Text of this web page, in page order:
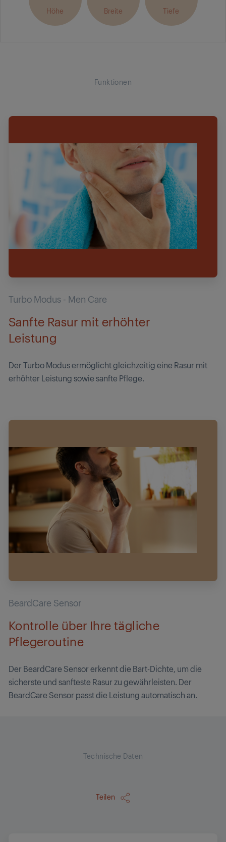
Höhe Breite Tiefe
Funktionen
Turbo Modus - Men Care
Sanfte Rasur mit erhöhter
Leistung
Der Turbo Modus ermöglicht gleichzeitig eine Rasur mit
erhöhter Leistung sowie sanfte Pflege.
BeardCare Sensor
Kontrolle über Ihre tägliche
Pflegeroutine
Der BeardCare Sensor erkennt die Bart-Dichte, um die
sicherste und sanfteste Rasur zu gewährleisten. Der
BeardCare Sensor passt die Leistung automatisch an.
Technische Daten
Teilen